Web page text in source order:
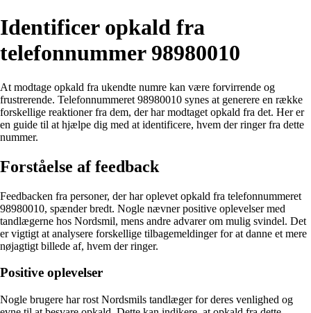
Identificer opkald fra
telefonnummer 98980010
At modtage opkald fra ukendte numre kan være forvirrende og
frustrerende. Telefonnummeret 98980010 synes at generere en række
forskellige reaktioner fra dem, der har modtaget opkald fra det. Her er
en guide til at hjælpe dig med at identificere, hvem der ringer fra dette
nummer.
Forståelse af feedback
Feedbacken fra personer, der har oplevet opkald fra telefonnummeret
98980010, spænder bredt. Nogle nævner positive oplevelser med
tandlægerne hos Nordsmil, mens andre advarer om mulig svindel. Det
er vigtigt at analysere forskellige tilbagemeldinger for at danne et mere
nøjagtigt billede af, hvem der ringer.
Positive oplevelser
Nogle brugere har rost Nordsmils tandlæger for deres venlighed og